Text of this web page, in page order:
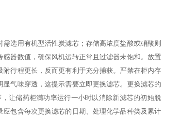
选用有机型活性炭滤芯；存储高浓度盐酸或硝酸则
器数值，确保风机运转正常且过滤器未饱和。放置
行程更长，反而更有利于充分捕获。严禁在柜内存
气味穿透，这提示需要立即更换滤芯。更换滤芯的
让储药柜满功率运行一小时以消除新滤芯的初始脱
包含每次更换滤芯的日期、处理化学品种类及累计